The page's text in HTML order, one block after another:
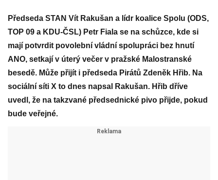
Předseda STAN Vít Rakušan a lídr koalice Spolu (ODS,
TOP 09 a KDU-ČSL) Petr Fiala se na schůzce, kde si
mají potvrdit povolební vládní spolupráci bez hnutí
ANO, setkají v úterý večer v pražské Malostranské
besedě. Může přijít i předseda Pirátů Zdeněk Hřib. Na
sociální síti X to dnes napsal Rakušan. Hřib dříve
uvedl, že na takzvané předsednické pivo přijde, pokud
bude veřejné.